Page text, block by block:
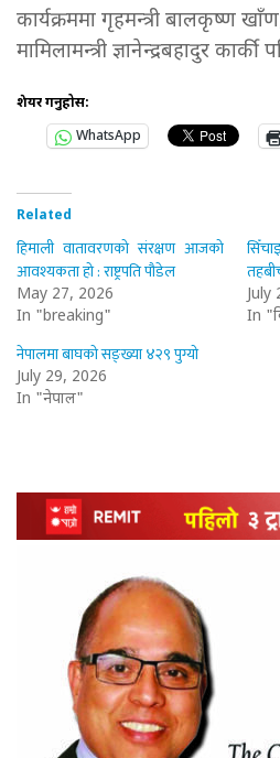
कार्यक्रममा गृहमन्त्री बालकृष्ण
मामिलामन्त्री ज्ञानेन्द्रबहादुर
शेयर गर्नुहोस:
WhatsApp
Related
हिमाली वातावरणको संरक्षण आजको
आवश्यकता हो : राष्ट्रपति पौडेल
May 27, 2026
In "breaking"
July
In
नेपालमा बाघको सङ्ख्या ४२९ पुग्यो
July 29, 2026
In "नेपाल"